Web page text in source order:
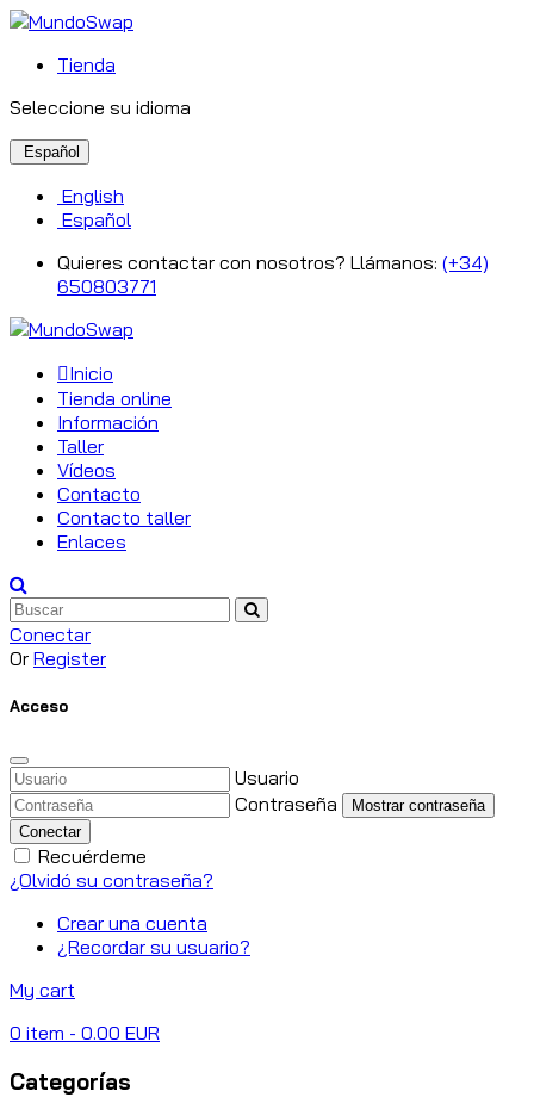
Tienda
Seleccione su idioma
Español
English
Español
Quieres contactar con nosotros? Llámanos: (+34)
650803771
Inicio
Tienda online
Información
Taller
Vídeos
Contacto
Contacto taller
Enlaces
Conectar
Or Register
Acceso
Usuario
Contraseña
Mostrar contraseña
Conectar
Recuérdeme
¿Olvidó su contraseña?
Crear una cuenta
¿Recordar su usuario?
My cart
0 item - 0.00 EUR
Categorías